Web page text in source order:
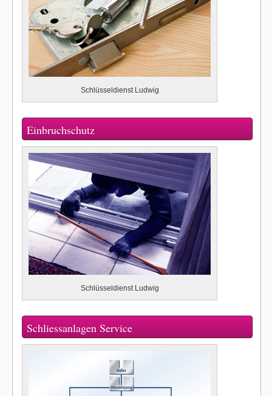
Schlüsseldienst Ludwig
Einbruchschutz
Schlüsseldienst Ludwig
Schliessanlagen Service